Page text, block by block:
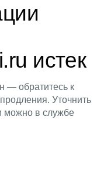
истек
— обратитесь к
Уточнить
можно в службе